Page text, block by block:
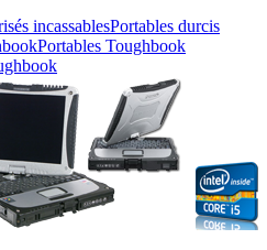
Portables durcis
Portables Toughbook